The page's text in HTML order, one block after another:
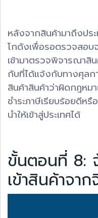
หลังจากสินค้ามาถึงปร
โกดังเพื่อรอตรวจสอบ
เข้ามาตรวจพิจารณาสิ
กับที่ได้แจ้งกับทางศุลก
สินค้าสินค้าว่าผิดกฎหม
ชำระภาษีเรียบร้อยดีหรื
นำให้เข้าสู่ประเทศได้
ขั้นตอนที่ 8:
เข้าสินค้าจา